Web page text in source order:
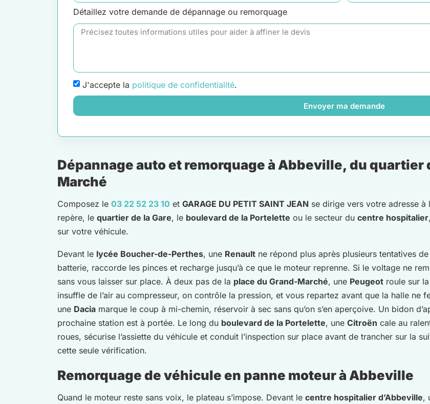
Détaillez votre demande de dépannage ou remorquage
J'accepte la politique de confidentialité.
Envoyer ma demande
Dépannage auto et remorquage à Abbeville, du quartier
Marché
Composez le 03 22 52 23 10 et GARAGE DU PETIT SAINT JEAN se dirige vers votre adresse à
repère, le quartier de la Gare, le boulevard de la Portelette ou le secteur du centre hospitalier
sur votre véhicule.
Devant le lycée Boucher-de-Perthes, une Renault ne répond plus après plusieurs tentatives
batterie, raccorde les pinces et recharge jusqu’à ce que le moteur reprenne. Si le voltage ne
sans vous laisser sur place. À deux pas de la place du Grand-Marché, une Peugeot roule sur
insuffle de l’air au compresseur, on contrôle la pression, et vous repartez avant que la halle ne
une Dacia marque le coup à mi-chemin, réservoir à sec sans qu’on s’en aperçoive. Un bidon
prochaine station est à portée. Le long du boulevard de la Portelette, une Citroën cale au
roues, sécurise l’assiette du véhicule et conduit l’inspection sur place avant de trancher sur la
cette seule vérification.
Remorquage de véhicule en panne moteur à Abbeville
Quand le moteur reste sans voix, le plateau s’impose. Devant le centre hospitalier d’Abbeville,